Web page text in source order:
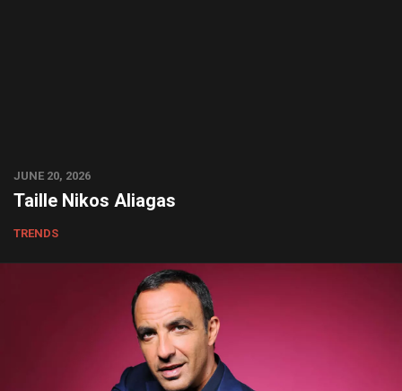
JUNE 20, 2026
Taille Nikos Aliagas
TRENDS